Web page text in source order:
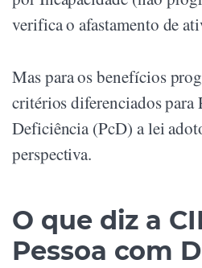
verifica o afastamento de
Mas para os benefícios
critérios diferenciados para
Deficiência (PcD) a lei
perspectiva.
O que diz a
Pessoa com